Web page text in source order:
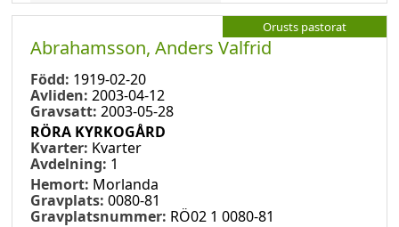
Orusts pastorat
Abrahamsson, Anders Valfrid
Född: 1919-02-20
Avliden: 2003-04-12
Gravsatt: 2003-05-28
RÖRA KYRKOGÅRD
Kvarter: Kvarter
Avdelning: 1
Hemort: Morlanda
Gravplats: 0080-81
Gravplatsnummer: RÖ02 1 0080-81